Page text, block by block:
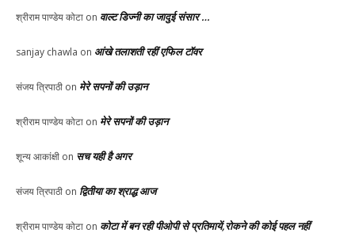
श्रीराम पाण्डेय कोटा on वाल्ट डिज्नी का जादुई संसार …
sanjay chawla on आंखे तलाशती रहीं एफिल टॉवर
संजय त्रिपाठी on मेरे सपनों की उड़ान
श्रीराम पाण्डेय कोटा on मेरे सपनों की उड़ान
शून्य आकांक्षी on सच यही है अगर
संजय त्रिपाठी on द्वितीया का श्राद्ध आज
श्रीराम पाण्डेय कोटा on कोटा में बन रही पीओपी से प्रतिमायें,रोकने की कोई पहल नहीं